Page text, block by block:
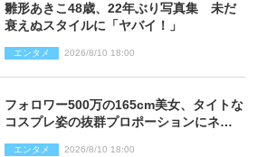
雛形あきこ48歳、22年ぶり写真集 未だ
衰えぬスタイルに「ヤバイ！」
エンタメ 2026/8/10 18:00
フォロワー500万の165cm美女、タイトな
コスプレ姿の抜群プロポーションにネッ
エンタメ 2026/8/10 18:00